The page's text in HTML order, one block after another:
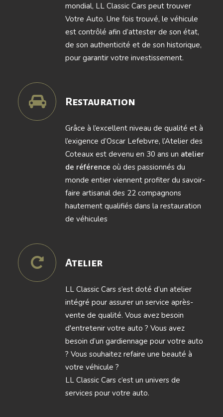
mondial, LL Classic Cars peut trouver
Votre Auto. Une fois trouvé, le véhicule
est contrôlé afin d’attester de son état,
de son authenticité et de son historique,
pour garantir votre investissement.
Restauration
Grâce à l’excellent niveau de qualité et à
l’exigence d’Oscar Lefebvre, l’Atelier des
Coteaux est devenu en 30 ans un atelier
de référence où des passionnés du
monde entier viennent profiter du savoir-
faire artisanal des 22 compagnons
hautement qualifiés dans la restauration
de véhicules
Atelier
LL Classic Cars s’est doté d’un atelier
intégré pour assurer un service après-
vente de qualité. Vous avez besoin
d'entretenir votre auto ? Vous avez
besoin d’un gardiennage pour votre auto
? Vous souhaitez refaire une beauté à
votre véhicule ?
LL Classic Cars c’est un univers de
services pour votre auto.